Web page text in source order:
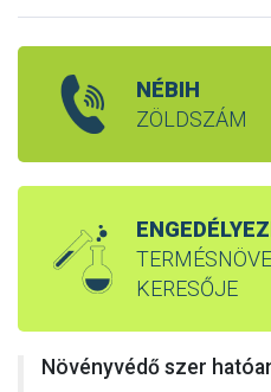
NÉBIH
ZÖLDSZÁM
KERESŐJE
Növényvédő szer